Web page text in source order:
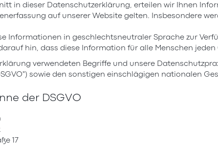
in dieser Datenschutzerklärung, erteilen wir Ihnen
auf unserer Website gelten. Insbesondere
Informationen in geschlechtsneutraler Sprache zur
hin, dass diese Information für alle Menschen
verwendeten Begriffe und unsere
sowie den sonstigen einschlägigen nationalen
der DSGVO
17